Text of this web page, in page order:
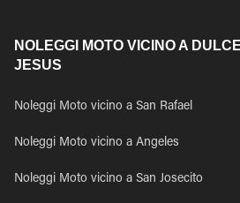
NOLEGGI MOTO VICINO A
JESUS
Noleggi Moto vicino a San Rafael
Noleggi Moto vicino a Angeles
Noleggi Moto vicino a San Josecito